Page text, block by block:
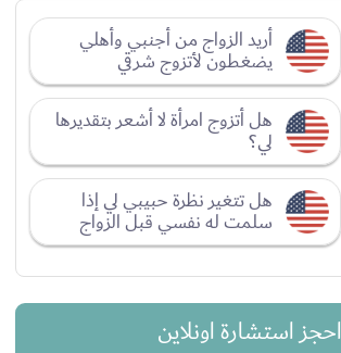
أريد الزواج من أجنبي وأهلي
يضغطون لأتزوج شرقي
هل أتزوج امرأة لا أشعر بتقديرها
لي؟
هل تتغير نظرة حبيبي لي إذا
سلمت له نفسي قبل الزواج
احجز استشارة اونلاين